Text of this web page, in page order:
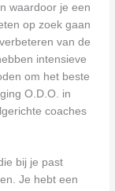
waardoor je een
op zoek gaan
van de
intensieve
om het beste
O.D.O. in
coaches
bij je past
Je hebt een